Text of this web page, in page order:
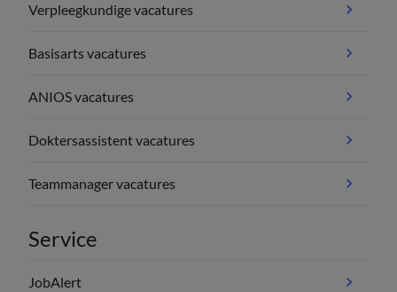
Verpleegkundige vacatures
Basisarts vacatures
ANIOS vacatures
Doktersassistent vacatures
Teammanager vacatures
Service
JobAlert